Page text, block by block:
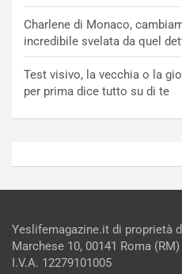
Charlene di Monaco,
incredibile svelata da quel
Test visivo, la vecchia o la
per prima dice tutto su di te
Yeslifemagazine.it di proprietà
Marchese 10, 00141 Roma
I.V.A. 12279101005